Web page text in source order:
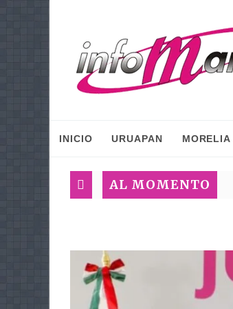
INICIO URUAPAN MORELIA
AL MOMENTO